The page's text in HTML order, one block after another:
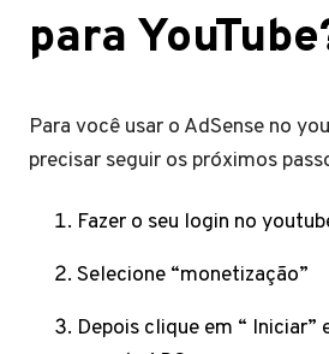
para
Para você usar o AdSense no
precisar seguir os próximos
Fazer o seu login no
Selecione “monetização”
Depois clique em “ Iniciar”